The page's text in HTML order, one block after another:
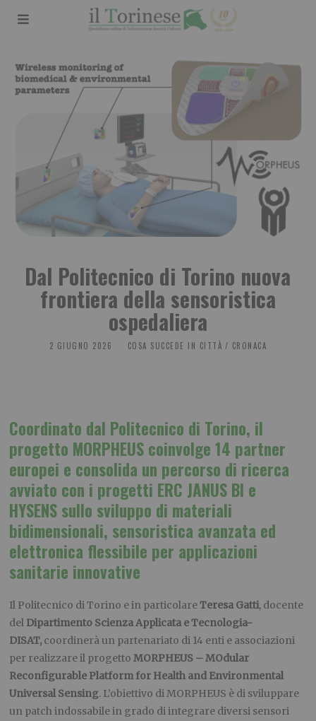
Dal Politecnico di Torino nuova
frontiera della sensoristica
ospedaliera
2 GIUGNO 2026 COSA SUCCEDE IN CITTÀ / CRONACA
Coordinato dal Politecnico di Torino, il
progetto MORPHEUS coinvolge 14 partner
europei e consolida un percorso di ricerca
avviato con i progetti ERC JANUS BI e
HYSENS sullo sviluppo di materiali
bidimensionali, sensoristica avanzata ed
elettronica flessibile per applicazioni
sanitarie innovative
Il Politecnico di Torino e in particolareTeresa Gatti, docente
del Dipartimento Scienza Applicata e Tecnologia-
DISAT, coordinerà un partenariato di 14 enti e associazioni
per realizzare il progettoMORPHEUS – MOdular
Reconfigurable Platform for Health and Environmental
Universal Sensing. L’obiettivo di MORPHEUS è di sviluppare
un patch indossabile in grado di integrare diversi sensori